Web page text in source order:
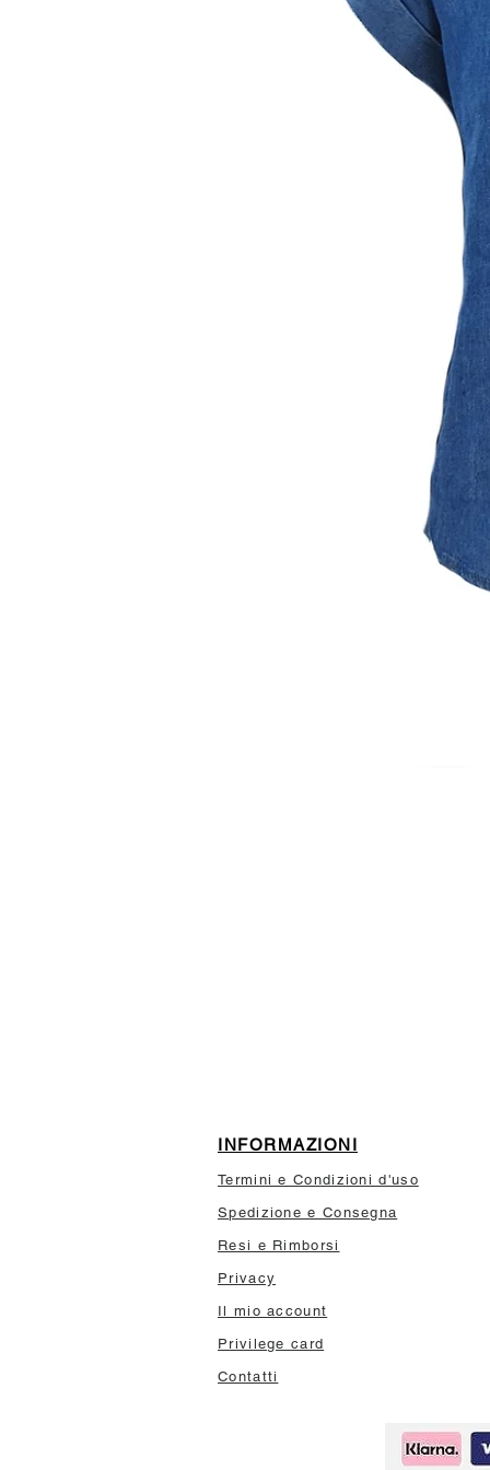
INFORMAZIONI
Termini e Condizioni d'uso
Spedizione e Consegna
Resi e Rimborsi
Privacy
Il mio account
Privilege card
Contatti